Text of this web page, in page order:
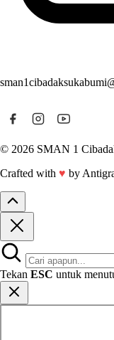
© 2026 SMAN 1
Crafted with ♥ by
Tekan ESC untuk